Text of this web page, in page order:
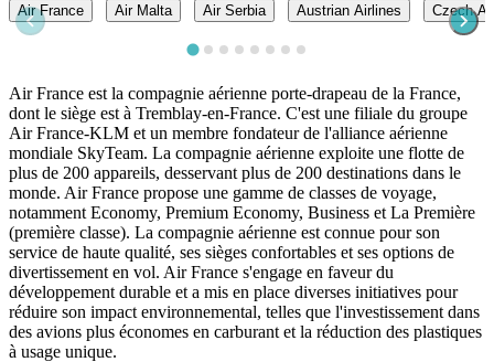
Air France Air Malta Air Serbia Austrian Airlines Czech
Air France est la compagnie aérienne porte-drapeau de la France,
dont le siège est à Tremblay-en-France. C'est une filiale du groupe
Air France-KLM et un membre fondateur de l'alliance aérienne
mondiale SkyTeam. La compagnie aérienne exploite une flotte de
plus de 200 appareils, desservant plus de 200 destinations dans le
monde. Air France propose une gamme de classes de voyage,
notamment Economy, Premium Economy, Business et La Première
(première classe). La compagnie aérienne est connue pour son
service de haute qualité, ses sièges confortables et ses options de
divertissement en vol. Air France s'engage en faveur du
développement durable et a mis en place diverses initiatives pour
réduire son impact environnemental, telles que l'investissement dans
des avions plus économes en carburant et la réduction des plastiques
à usage unique.